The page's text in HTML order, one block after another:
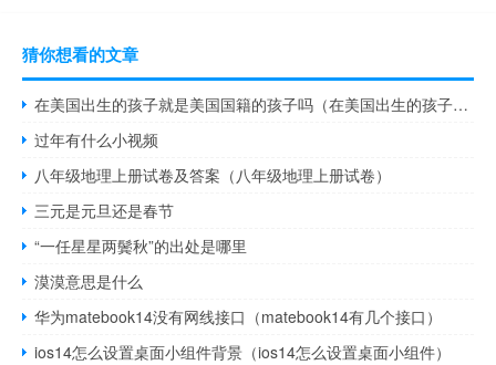
猜你想看的文章
在美国出生的孩子就是美国国籍的孩子吗（在美国出生的孩子就是美国国籍）
过年有什么小视频
八年级地理上册试卷及答案（八年级地理上册试卷）
三元是元旦还是春节
“一任星星两鬓秋”的出处是哪里
漠漠意思是什么
华为matebook14没有网线接口（matebook14有几个接口）
ios14怎么设置桌面小组件背景（ios14怎么设置桌面小组件）